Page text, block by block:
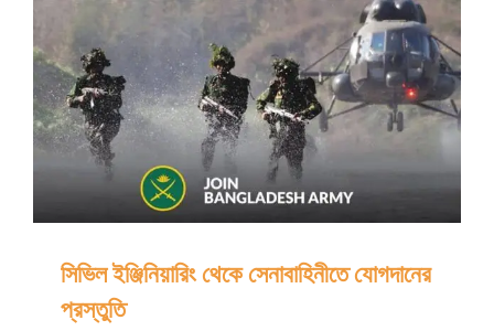
রিমোট
জবের
সুযোগ
সিভিল ইঞ্জিনিয়ারিং থেকে সেনাবাহিনীতে যোগদানের প্রস্তুতি
সিভিল ইঞ্জিনিয়ারিং থেকে সেনাবাহিনীতে যোগদানের
প্রস্তুতি